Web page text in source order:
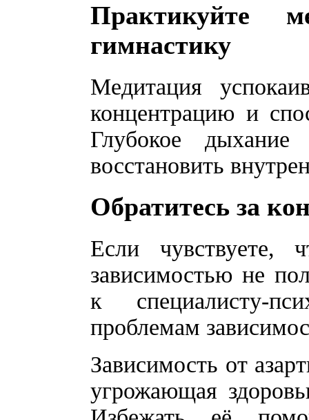
Практикуйте
гимнастику
Медитация
концентрацию и
Глубокое
восстановить
Обратитесь за
Если чувствуете,
зависимостью не
к специалисту-
проблемам
Зависимость от
угрожающая